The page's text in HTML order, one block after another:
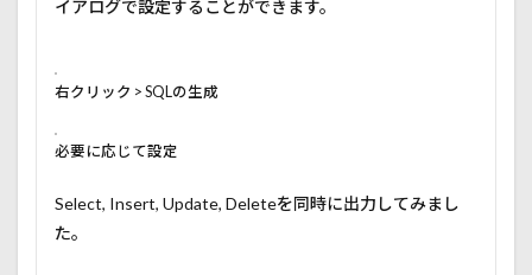
イアログで設定することができます。
右クリック > SQLの生成
必要に応じて設定
Select, Insert, Update, Deleteを同時に出力してみまし
た。